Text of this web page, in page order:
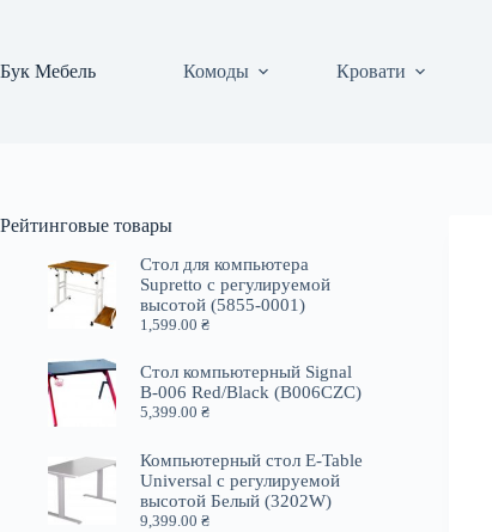
Бук Мебель
Комоды Кровати
Рейтинговые товары
Стол для компьютера
Supretto с регулируемой
высотой (5855-0001)
1,599.00₴
Стол компьютерный Signal
B-006 Red/Black (B006CZC)
5,399.00₴
Компьютерный стол E-Table
Universal с регулируемой
высотой Белый (3202W)
9,399.00₴